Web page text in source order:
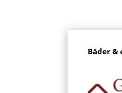
Bäder &